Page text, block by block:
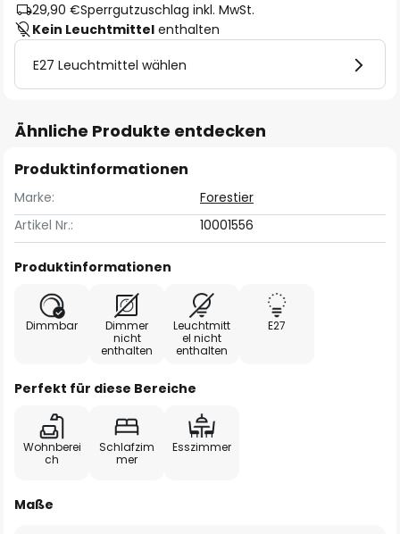
29,90 €Sperrgutzuschlag inkl. MwSt.
Kein Leuchtmittel enthalten
E27 Leuchtmittel wählen
Ähnliche Produkte entdecken
Produktinformationen
Marke:
Forestier
Artikel Nr.:
10001556
Produktinformationen
Dimmbar
Dimmer
nicht
enthalten
Leuchtmitt
el nicht
enthalten
E27
Perfekt für diese Bereiche
Wohnberei
ch
Schlafzim
mer
Esszimmer
Maße